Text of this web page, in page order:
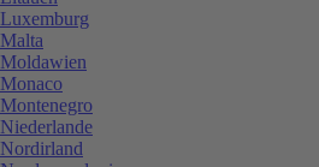
Luxemburg
Malta
Moldawien
Monaco
Montenegro
Niederlande
Nordirland